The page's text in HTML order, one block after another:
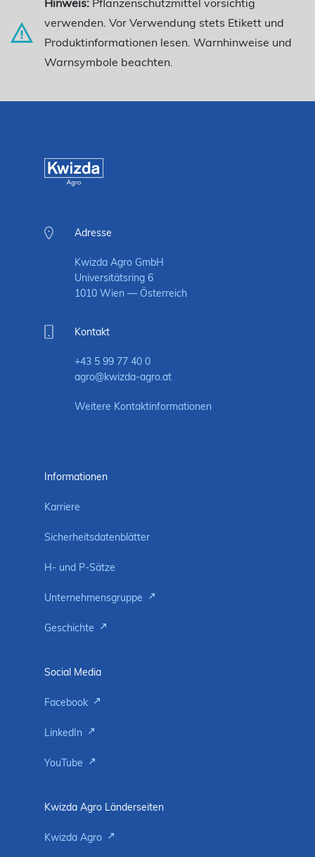
verwenden. Vor Verwendung stets Etikett und
Produktinformationen lesen. Warnhinweise und
Warnsymbole beachten.
Adresse
Kwizda Agro GmbH
Universitätsring 6
1010 Wien — Österreich
Kontakt
+43 5 99 77 40 0
agro@kwizda-agro.at
Weitere Kontaktinformationen
Informationen
Karriere
Sicherheitsdatenblätter
H- und P-Sätze
Unternehmensgruppe
Geschichte
Social Media
Facebook
LinkedIn
YouTube
Kwizda Agro Länderseiten
Kwizda Agro